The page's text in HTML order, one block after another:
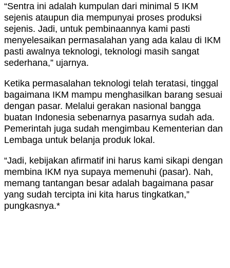
“Sentra ini adalah kumpulan dari minimal 5 IKM
sejenis ataupun dia mempunyai proses produksi
sejenis. Jadi, untuk pembinaannya kami pasti
menyelesaikan permasalahan yang ada kalau di IKM
pasti awalnya teknologi, teknologi masih sangat
sederhana,” ujarnya.
Ketika permasalahan teknologi telah teratasi, tinggal
bagaimana IKM mampu menghasilkan barang sesuai
dengan pasar. Melalui gerakan nasional bangga
buatan Indonesia sebenarnya pasarnya sudah ada.
Pemerintah juga sudah mengimbau Kementerian dan
Lembaga untuk belanja produk lokal.
“Jadi, kebijakan afirmatif ini harus kami sikapi dengan
membina IKM nya supaya memenuhi (pasar). Nah,
memang tantangan besar adalah bagaimana pasar
yang sudah tercipta ini kita harus tingkatkan,”
pungkasnya.*